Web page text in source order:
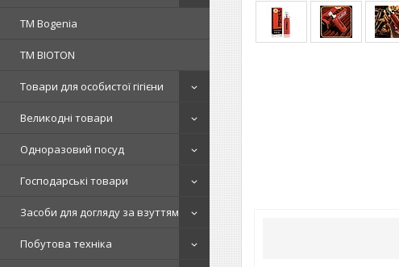
ТМ Bogenia
ТМ BIOTON
Товари для особистої гігієни
Великодні товари
Одноразовий посуд
Господарські товари
Засоби для догляду за взуттям
Побутова техніка